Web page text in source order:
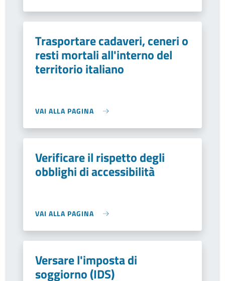
Trasportare cadaveri, ceneri o
resti mortali all'interno del
territorio italiano
VAI ALLA PAGINA
Verificare il rispetto degli
obblighi di accessibilità
VAI ALLA PAGINA
Versare l'imposta di
soggiorno (IDS)